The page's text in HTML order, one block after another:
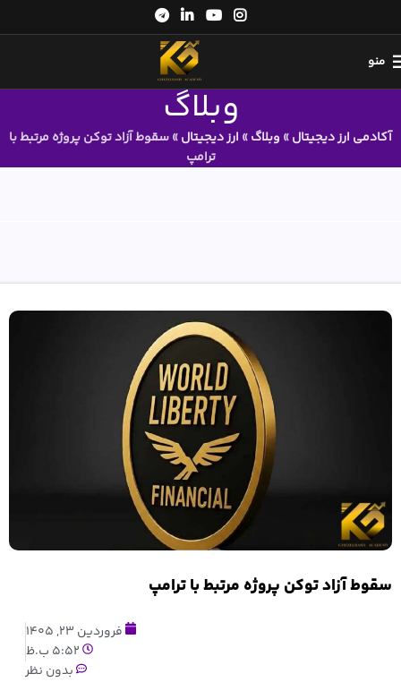
منو
وبلاگ
آکادمی ارز دیجیتال» وبلاگ» ارز دیجیتال»سقوط آزاد توکن پروژه مرتبط با
ترامپ
سقوط آزاد توکن پروژه مرتبط با ترامپ
فروردین 23, 1405
5:52 ب.ظ
بدون نظر